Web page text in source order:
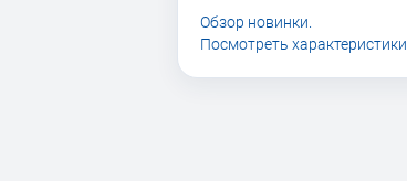
Обзор новинки.
Посмотреть характеристики